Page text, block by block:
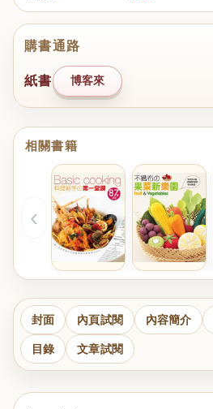
購書通路
紙書 博客來
相關書籍
‹
封面 內頁試閱 內容簡介
目錄 文章試閱